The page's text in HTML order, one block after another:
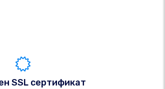
SSL сертификат